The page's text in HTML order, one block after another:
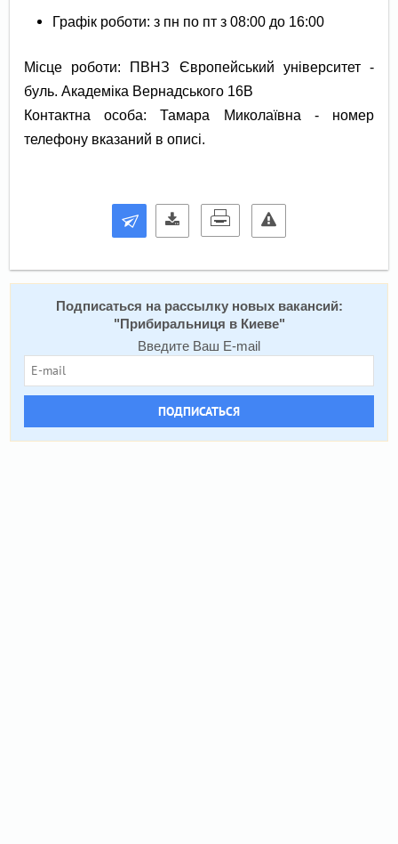
Графік роботи: з пн по пт з 08:00 до 16:00
Місце роботи: ПВНЗ Європейський університет -
буль. Академіка Вернадського 16В
Контактна особа: Тамара Миколаївна - номер
телефону вказаний в описі.
Подписаться на расcылку новых вакансий:
" Прибиральниця в Киеве"
Введите Ваш E-mail
ПОДПИСАТЬСЯ